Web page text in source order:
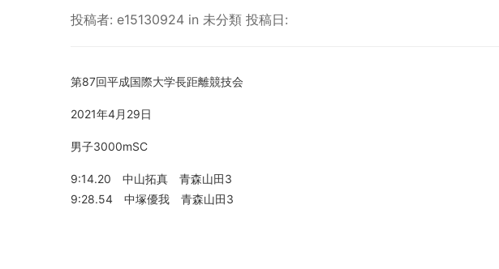
投稿者: e15130924 in 未分類 投稿日:
第87回平成国際大学長距離競技会
2021年4月29日
男子3000mSC
9:14.20 中山拓真 青森山田3
9:28.54 中塚優我 青森山田3